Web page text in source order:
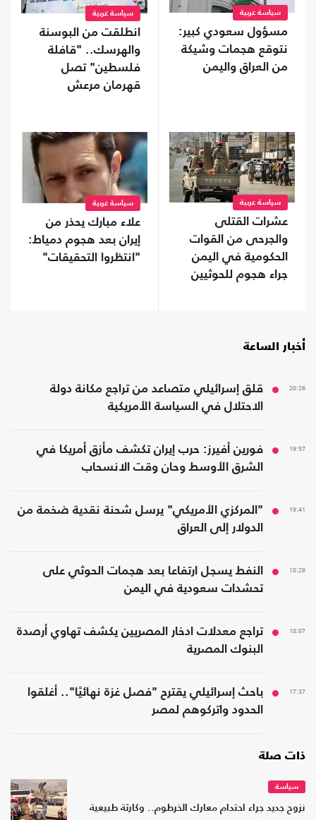
سياسة عربية
مسؤول سعودي كبير:
نتوقع هجمات وشيكة
من العراق واليمن
سياسة عربية
انطلقت من البوسنة
والهرسك.. "قافلة
فلسطين" تصل
قهرمان مرعش
سياسة عربية
عشرات القتلى
والجرحى من القوات
الحكومية في اليمن
جراء هجوم للحوثيين
سياسة عربية
علاء مبارك يحذر من
إيران بعد هجوم دمياط:
"انتظروا التحقيقات"
أخبار الساعة
20:26
قلق إسرائيلي متصاعد من تراجع مكانة دولة
الاحتلال في السياسة الأمريكية
19:57
فورين أفيرز: حرب إيران تكشف مأزق أمريكا في
الشرق الأوسط وحان وقت الانسحاب
19:41
"المركزي الأمريكي" يرسل شحنة نقدية ضخمة من
الدولار إلى العراق
18:29
النفط يسجل ارتفاعا بعد هجمات الحوثي على
تحشدات سعودية في اليمن
18:07
تراجع معدلات ادخار المصريين يكشف تهاوي أرصدة
البنوك المصرية
17:37
باحث إسرائيلي يقترح "فصل غزة نهائيًا".. أغلقوا
الحدود واتركوهم لمصر
ذات صلة
سياسة
نزوح جديد جراء احتدام معارك الخرطوم.. وكارثة طبيعية